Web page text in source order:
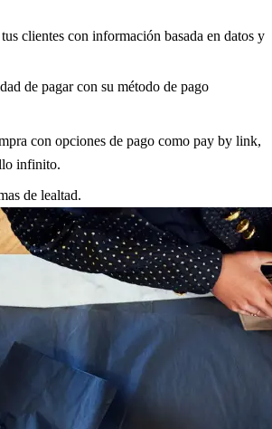
clientes con información basada en datos y
de pagar con su método de pago
con opciones de pago como pay by link,
infinito.
de lealtad.